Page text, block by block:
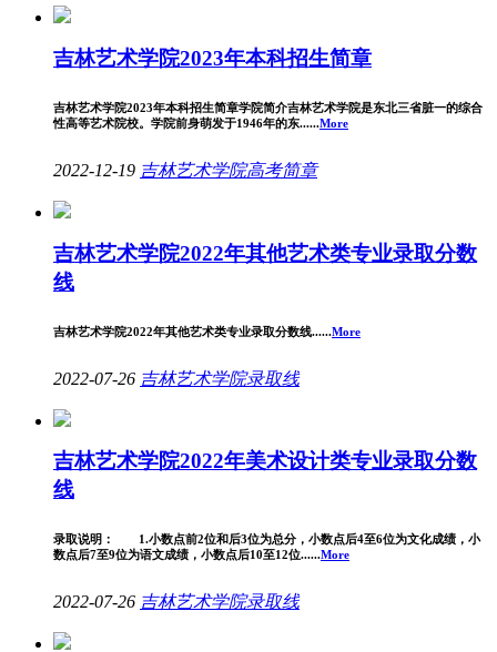
吉林艺术学院2023年本科招生简章
吉林艺术学院2023年本科招生简章学院简介吉林艺术学院是东北三省脏一的综合
性高等艺术院校。学院前身萌发于1946年的东......More
2022-12-19 吉林艺术学院高考简章
吉林艺术学院2022年其他艺术类专业录取分数
线
吉林艺术学院2022年其他艺术类专业录取分数线......More
2022-07-26 吉林艺术学院录取线
吉林艺术学院2022年美术设计类专业录取分数
线
录取说明： 1.小数点前2位和后3位为总分，小数点后4至6位为文化成绩，小
数点后7至9位为语文成绩，小数点后10至12位......More
2022-07-26 吉林艺术学院录取线